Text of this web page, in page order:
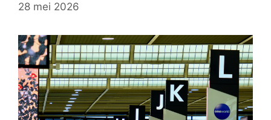
28 mei 2026